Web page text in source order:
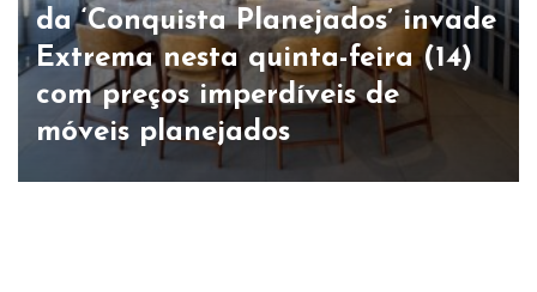
da ‘Conquista Planejados’ invade
Extrema nesta quinta-feira (14)
com preços imperdíveis de
móveis planejados